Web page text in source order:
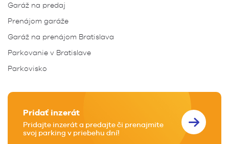
Garáž na predaj
Prenájom garáže
Garáž na prenájom Bratislava
Parkovanie v Bratislave
Parkovisko
Pridať inzerát
Pridajte inzerát a predajte či prenajmite
svoj parking v priebehu dní!